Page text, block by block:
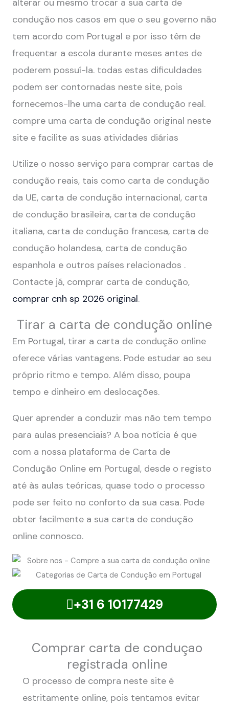
condução nos casos em que o seu governo não
tem acordo com Portugal e por isso têm de
frequentar a escola durante meses antes de
poderem possuí-la. todas estas dificuldades
podem ser contornadas neste site, pois
fornecemos-lhe uma carta de condução real.
compre uma carta de condução original neste
site e facilite as suas atividades diárias
Utilize o nosso serviço para comprar cartas de
condução reais, tais como carta de condução
da UE, carta de condução internacional, carta
de condução brasileira, carta de condução
italiana, carta de condução francesa, carta de
condução holandesa, carta de condução
espanhola e outros países relacionados .
Contacte já, comprar carta de condução,
comprar cnh sp 2026 original.
Tirar a carta de condução online
Em Portugal, tirar a carta de condução online
oferece várias vantagens. Pode estudar ao seu
próprio ritmo e tempo. Além disso, poupa
tempo e dinheiro em deslocações.
Quer aprender a conduzir mas não tem tempo
para aulas presenciais? A boa notícia é que
com a nossa plataforma de Carta de
Condução Online em Portugal, desde o registo
até às aulas teóricas, quase todo o processo
pode ser feito no conforto da sua casa. Pode
obter facilmente a sua carta de condução
online connosco.
+31 6 10177429
Comprar carta de conduçao
registrada online
O processo de compra neste site é
estritamente online, pois tentamos evitar